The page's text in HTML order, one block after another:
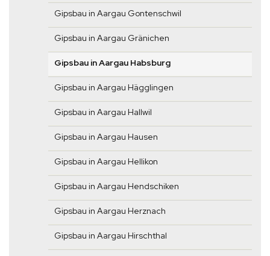
Gipsbau in Aargau Gontenschwil
Gipsbau in Aargau Gränichen
Gipsbau in Aargau Habsburg
Gipsbau in Aargau Hägglingen
Gipsbau in Aargau Hallwil
Gipsbau in Aargau Hausen
Gipsbau in Aargau Hellikon
Gipsbau in Aargau Hendschiken
Gipsbau in Aargau Herznach
Gipsbau in Aargau Hirschthal